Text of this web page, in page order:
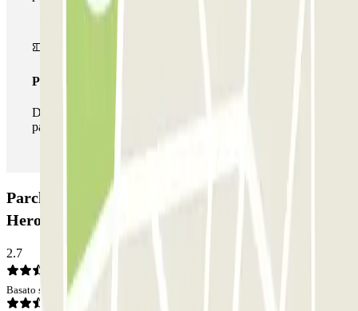
Pass illlimitato
Durante il tuo soggiorno potrai entrare e uscire dal
parcheggio tutte le volte che vorrai.
Parcheggio Plaza de los Cubos - Martín de los
Heros: Opinioni
2.7
Basato su 7 opinioni